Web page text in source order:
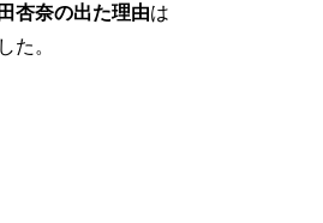
杏奈の出た理由は
た。